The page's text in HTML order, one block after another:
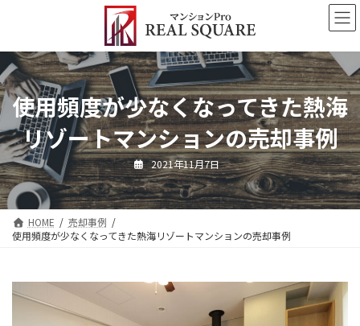
ン
ツ
へ
ス
キ
ッ
プ
ー
シ
ョ
ン
に
移
動
使用頻度が少なくなってきた熱海
リゾートマンションの売却事例
2021年11月7日
HOME
売却事例
使用頻度が少なくなってきた熱海リゾートマンションの売却事例